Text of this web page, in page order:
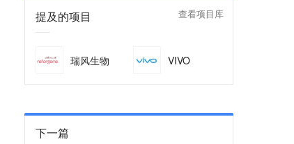
提及的项目 查看项目库
瑞风生物 VIVO
下一篇